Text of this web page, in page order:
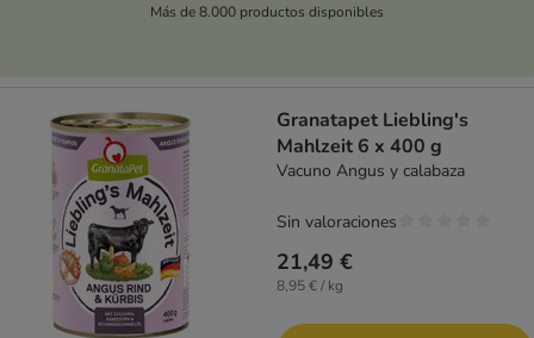
Más de 8.000 productos disponibles
Granatapet Liebling's
Mahlzeit 6 x 400 g
Vacuno Angus y calabaza
21,49 €
8,95 € / kg
Sin valoraciones